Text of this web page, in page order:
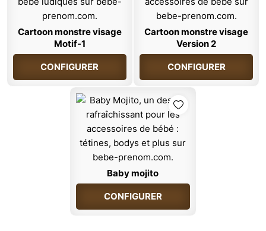
Cartoon monstre visage
Motif-1
CONFIGURER
Cartoon monstre visage
Version 2
CONFIGURER
Baby mojito
CONFIGURER